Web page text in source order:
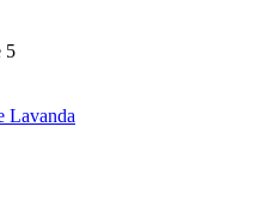
5
Lavanda